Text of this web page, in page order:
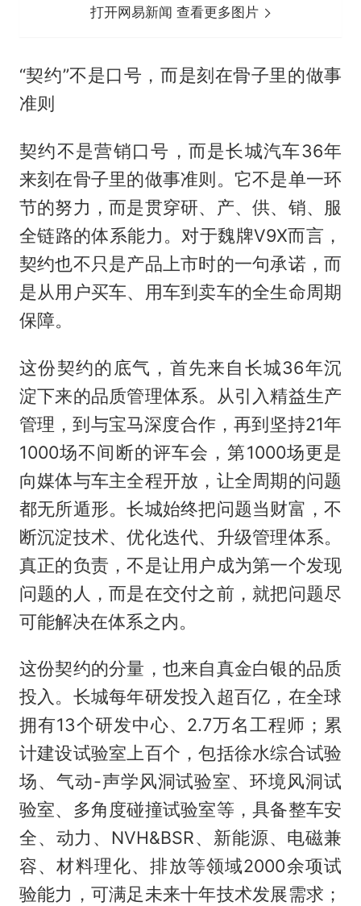
打开网易新闻 查看更多图片
“契约”不是口号，而是刻在骨子里的做事
准则
契约不是营销口号，而是长城汽车36年
来刻在骨子里的做事准则。它不是单一环
节的努力，而是贯穿研、产、供、销、服
全链路的体系能力。对于魏牌V9X而言，
契约也不只是产品上市时的一句承诺，而
是从用户买车、用车到卖车的全生命周期
保障。
这份契约的底气，首先来自长城36年沉
淀下来的品质管理体系。从引入精益生产
管理，到与宝马深度合作，再到坚持21年
1000场不间断的评车会，第1000场更是
向媒体与车主全程开放，让全周期的问题
都无所遁形。长城始终把问题当财富，不
断沉淀技术、优化迭代、升级管理体系。
真正的负责，不是让用户成为第一个发现
问题的人，而是在交付之前，就把问题尽
可能解决在体系之内。
这份契约的分量，也来自真金白银的品质
投入。长城每年研发投入超百亿，在全球
拥有13个研发中心、2.7万名工程师；累
计建设试验室上百个，包括徐水综合试验
场、气动-声学风洞试验室、环境风洞试
验室、多角度碰撞试验室等，具备整车安
全、动力、NVH&BSR、新能源、电磁兼
容、材料理化、排放等领域2000余项试
验能力，可满足未来十年技术发展需求；